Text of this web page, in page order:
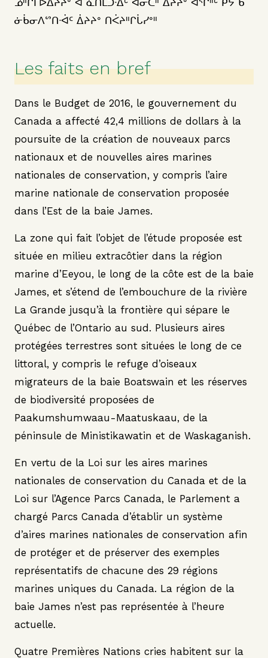
ᓅᐦᒋᒦᐅᐄᔨᔨᐤ ᐋ ᓈᑎᒫᑐᐧᐃᒡ ᐊᓂᑖᐦ ᐄᔨᔨᐤ ᐊᔅᒌᐦᒡ ᑭᔮ ᑳ
ᓃᑳᓂᐱᔥᑎᐧᐋᑦ ᐄᔨᔨᐤ ᑎᐹᔨᐦᒋᒑᓯᐤᐦ
Les faits en bref
Dans le Budget de 2016, le gouvernement du
Canada a affecté 42,4 millions de dollars à la
poursuite de la création de nouveaux parcs
nationaux et de nouvelles aires marines
nationales de conservation, y compris l’aire
marine nationale de conservation proposée
dans l’Est de la baie James.
La zone qui fait l’objet de l’étude proposée est
située en milieu extracôtier dans la région
marine d’Eeyou, le long de la côte est de la baie
James, et s’étend de l’embouchure de la rivière
La Grande jusqu’à la frontière qui sépare le
Québec de l’Ontario au sud. Plusieurs aires
protégées terrestres sont situées le long de ce
littoral, y compris le refuge d’oiseaux
migrateurs de la baie Boatswain et les réserves
de biodiversité proposées de
Paakumshumwaau-Maatuskaau, de la
péninsule de Ministikawatin et de Waskaganish.
En vertu de la Loi sur les aires marines
nationales de conservation du Canada et de la
Loi sur l’Agence Parcs Canada, le Parlement a
chargé Parcs Canada d’établir un système
d’aires marines nationales de conservation afin
de protéger et de préserver des exemples
représentatifs de chacune des 29 régions
marines uniques du Canada. La région de la
baie James n’est pas représentée à l’heure
actuelle.
Quatre Premières Nations cries habitent sur la